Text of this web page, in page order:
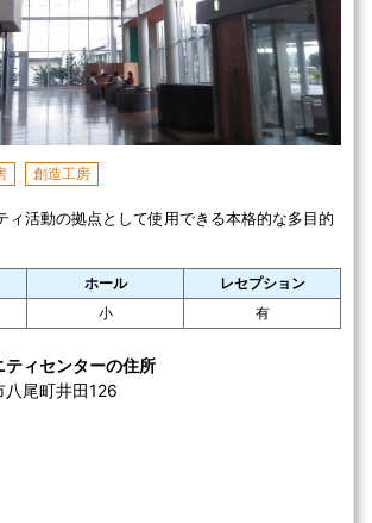
創造工房
ィ活動の拠点として使用できる本格的な多目的
ホール
レセプション
小 有
ティセンターの住所
八尾町井田126